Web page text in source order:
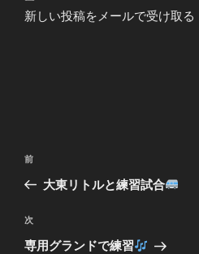
新しい投稿をメールで受け取る
投
ビ
ゲ
過
去
投
稿
前
大東リトルと練習試合
次
の
次
専用グランドで練習